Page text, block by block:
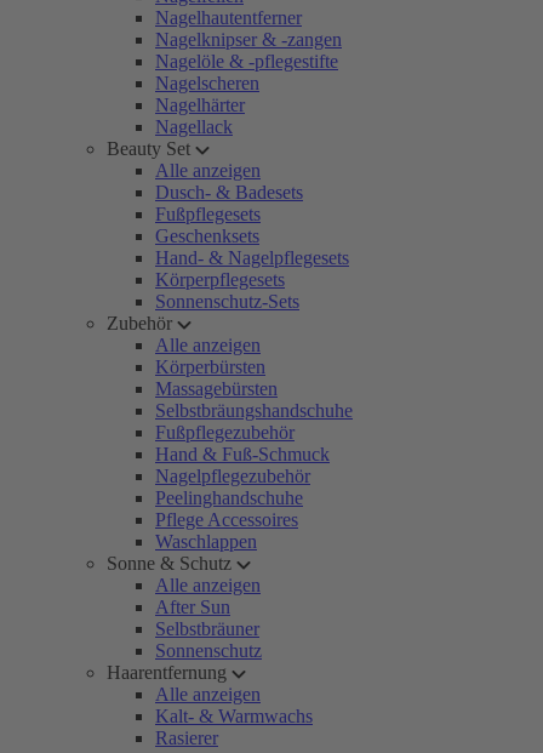
Nagelhautentferner
Nagelknipser & -zangen
Nagelöle & -pflegestifte
Nagelscheren
Nagelhärter
Nagellack
Beauty Set
Alle anzeigen
Dusch- & Badesets
Fußpflegesets
Geschenksets
Hand- & Nagelpflegesets
Körperpflegesets
Sonnenschutz-Sets
Zubehör
Alle anzeigen
Körperbürsten
Massagebürsten
Selbstbräungshandschuhe
Fußpflegezubehör
Hand & Fuß-Schmuck
Nagelpflegezubehör
Peelinghandschuhe
Pflege Accessoires
Waschlappen
Sonne & Schutz
Alle anzeigen
After Sun
Selbstbräuner
Sonnenschutz
Haarentfernung
Alle anzeigen
Kalt- & Warmwachs
Rasierer